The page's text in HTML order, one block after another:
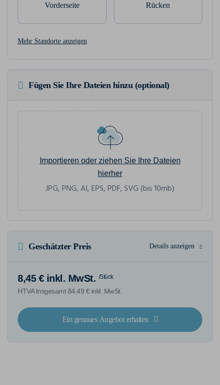
Vorderseite Rücken
Mehr Standorte anzeigen
Fügen Sie Ihre Dateien hinzu (optional)
Importieren oder ziehen Sie Ihre Dateien
hierher
JPG, PNG, AI, EPS, PDF, SVG (bis 10mb)
Geschätzter Preis Details anzeigen
8,45 € inkl. MwSt. /Stück
HTVA Insgesamt 84,49 € inkl. MwSt.
Ein genaues Angebot erhalten